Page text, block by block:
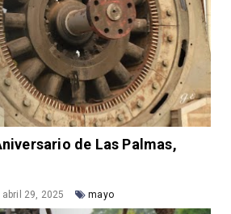
de Las Palmas,
abril 29, 2025 mayo